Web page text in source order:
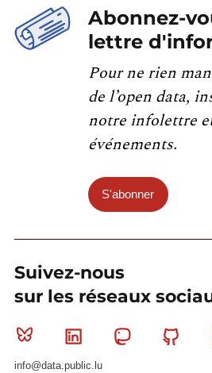
Abonnez-
lettre
Pour ne rien
de l’open data,
notre infolettre
événements.
S'abonner
Suivez-nous
sur les réseaux
Bluesky Linkedin Mastodon
info@data.public.lu